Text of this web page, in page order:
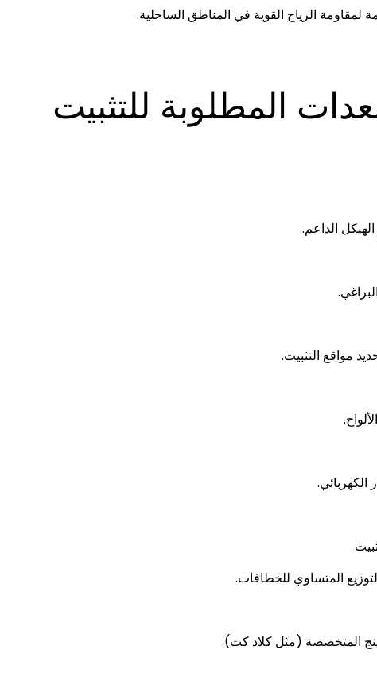
لمقاومة الرياح القوية في المناطق الساحلية.
المطلوبة للتثبيت
الداعم.
مواقع التثبيت.
الكهربائي.
المتساوي للخطافات.
المتخصصة (مثل كلاد كت).